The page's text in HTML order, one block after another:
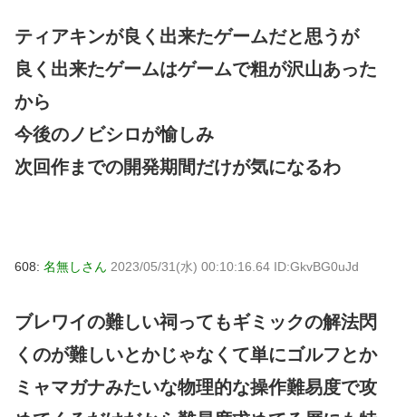
ティアキンが良く出来たゲームだと思うが
良く出来たゲームはゲームで粗が沢山あった
から
今後のノビシロが愉しみ
次回作までの開発期間だけが気になるわ
608: 名無しさん 2023/05/31(水) 00:10:16.64 ID:GkvBG0uJd
ブレワイの難しい祠ってもギミックの解法閃
くのが難しいとかじゃなくて単にゴルフとか
ミャマガナみたいな物理的な操作難易度で攻